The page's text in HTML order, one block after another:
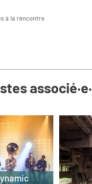
à la rencontre